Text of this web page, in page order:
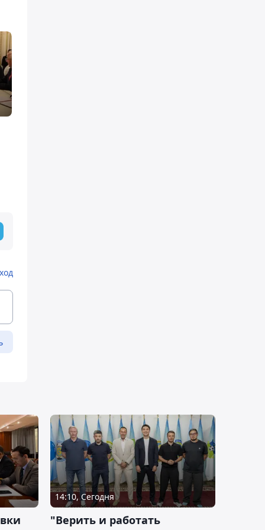
14:10, Сегодня
"Верить и работать